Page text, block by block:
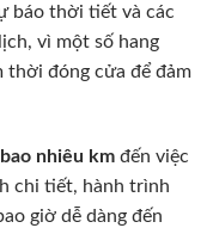
báo thời tiết và các
vì một số hang
thời đóng cửa để đảm
nhiêu km đến việc
chi tiết, hành trình
giờ dễ dàng đến